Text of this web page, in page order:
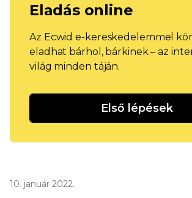
Eladás online
Az Ecwid e-kereskedelemmel
eladhat bárhol, bárkinek – az
világ minden táján.
Első lépések
10. január 2022.